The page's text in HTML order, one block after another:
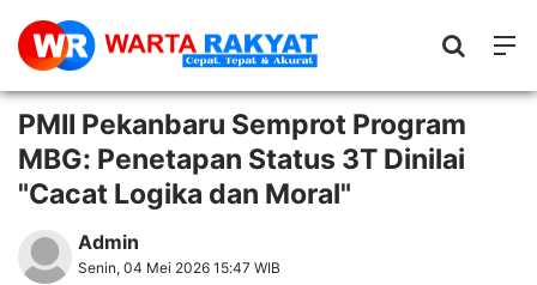
PMII Pekanbaru Semprot Program
MBG: Penetapan Status 3T Dinilai
"Cacat Logika dan Moral"
Admin
Senin, 04 Mei 2026 15:47 WIB